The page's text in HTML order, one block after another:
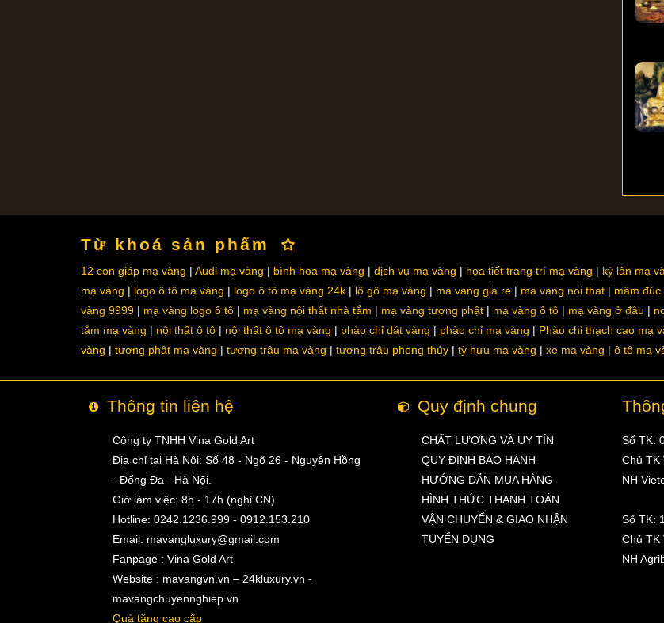
Từ khoá sản phẩm
12 con giáp mạ vàng Audi mạ vàng bình hoa mạ vàng dịch vụ mạ vàng họa tiết trang trí mạ vàng kỳ lân mạ
mạ vàng
logo ô tô mạ vàng logo ô tô mạ vàng 24k lô gô mạ vàng ma vang gia re ma vang noi that mâm đúc
vàng 9999
mạ vàng logo ô tô mạ vàng nội thất nhà tắm mạ vàng tượng phật mạ vàng ô tô mạ vàng ở đâu
tắm mạ vàng
nội thất ô tô nội thất ô tô mạ vàng phào chỉ dát vàng phào chỉ mạ vàng Phào chỉ thạch cao mạ
vàng
tượng phật mạ vàng tượng trâu mạ vàng tượng trâu phong thủy tỳ hưu mạ vàng xe mạ vàng ô tô mạ
Thông tin liên hệ
Công ty TNHH Vina Gold Art
Địa chỉ tại Hà Nội: Số 48 - Ngõ 26 - Nguyên Hồng
- Đống Đa - Hà Nội.
Giờ làm việc: 8h - 17h (nghỉ CN)
Hotline: 0242.1236.999 - 0912.153.210
Email: mavangluxury@gmail.com
Fanpage : Vina Gold Art
Website : mavangvn.vn – 24kluxury.vn -
mavangchuyennghiep.vn
Quà tặng cao cấp
Quy định chung
CHẤT LƯỢNG VÀ UY TÍN
QUY ĐỊNH BẢO HÀNH
HƯỚNG DẪN MUA HÀNG
HÌNH THỨC THANH TOÁN
VẬN CHUYỂN & GIAO NHẬN
TUYỂN DỤNG
Số TK:
Chủ TK
NH
Số TK:
Chủ TK
NH